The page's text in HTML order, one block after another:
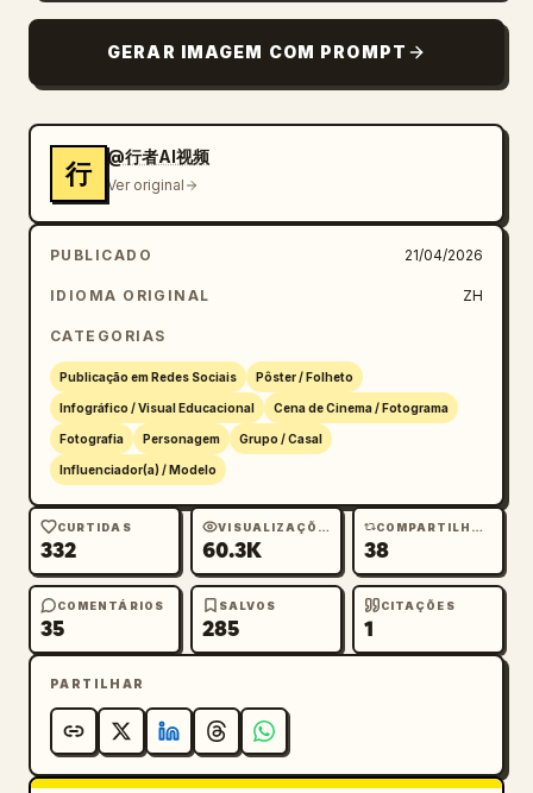
GERAR IMAGEM COM PROMPT
行
@行者AI视频
Ver original
PUBLICADO 21/04/2026
IDIOMA ORIGINAL ZH
CATEGORIAS
Publicação em Redes Sociais Pôster / Folheto
Infográfico / Visual Educacional Cena de Cinema / Fotograma
Fotografia Personagem Grupo / Casal
Influenciador(a) / Modelo
CURTIDAS
332
VISUALIZAÇÕES
60.3K
COMPARTILHAMENTOS
38
COMENTÁRIOS
35
SALVOS
285
CITAÇÕES
1
PARTILHAR